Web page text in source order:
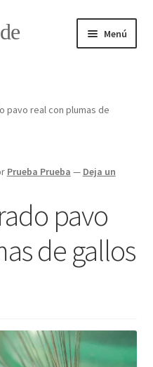
Menú
pavo real con plumas de
Prueba Prueba — Deja un
pavo
de gallos